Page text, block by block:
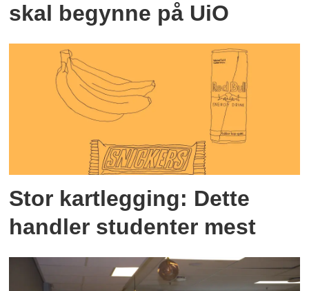
skal begynne på UiO
Stor kartlegging: Dette
handler studenter mest